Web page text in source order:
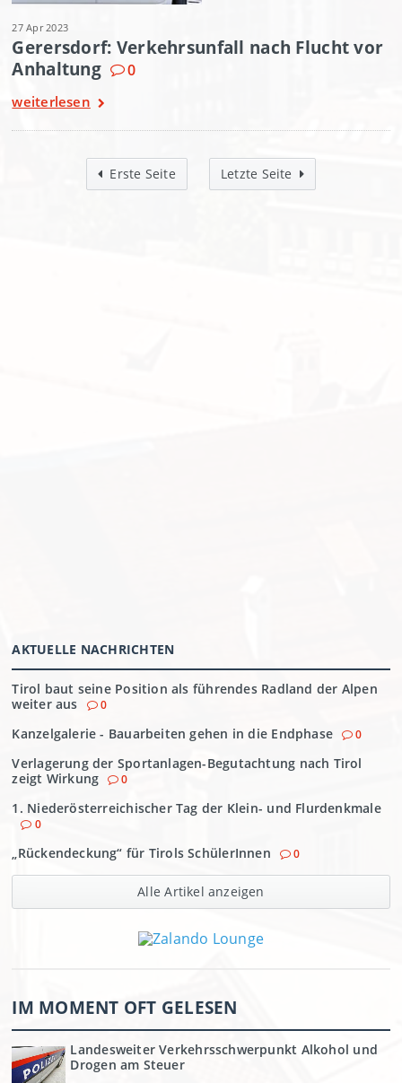
27 Apr 2023
Gerersdorf: Verkehrsunfall nach Flucht vor
Anhaltung
0
weiterlesen
Erste Seite Letzte Seite
AKTUELLE NACHRICHTEN
Tirol baut seine Position als führendes Radland der Alpen
weiter aus
0
Kanzelgalerie - Bauarbeiten gehen in die Endphase 0
Verlagerung der Sportanlagen-Begutachtung nach Tirol
zeigt Wirkung
0
1. Niederösterreichischer Tag der Klein- und Flurdenkmale
0
„Rückendeckung“ für Tirols SchülerInnen 0
Alle Artikel anzeigen
IM MOMENT OFT GELESEN
Landesweiter Verkehrsschwerpunkt Alkohol und
Drogen am Steuer